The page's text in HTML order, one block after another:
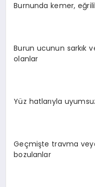
Burnunda kemer,
Burun ucunun sarkık
olanlar
Yüz hatlarıyla
Geçmişte travma
bozulanlar